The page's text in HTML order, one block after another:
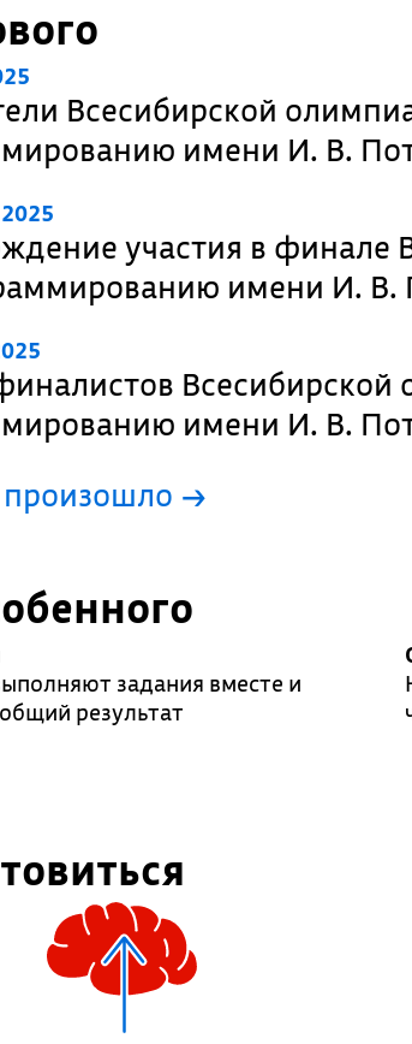
Всесибирской
имени И. В.
участия в финале
имени И. В.
имени И. В.
→
задания вместе и
результат